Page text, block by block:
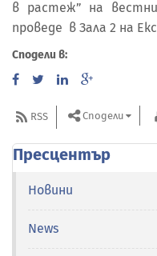
в растеж” на
проведе в Зала 2 на
Сподели в:
RSS Сподели
Пресцентър
Новини
News